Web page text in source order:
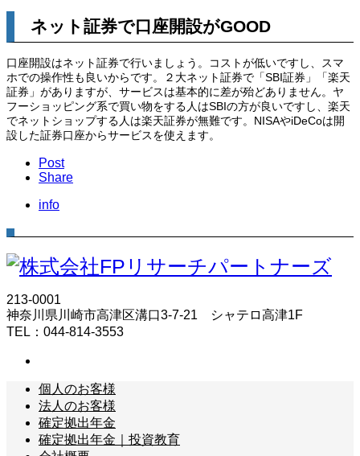
ネット証券で口座開設がGOOD
口座開設はネット証券で行いましょう。コストが低いですし、スマ
ホでの操作性も良いからです。２大ネット証券で「SBI証券」「楽天
証券」がありますが、サービスは基本的に差が殆どありません。ヤ
フーショッピング系で買い物をする人はSBIの方が良いですし、楽天
でネットショップする人は楽天証券が無難です。NISAやiDeCoは開
設した証券口座からサービスを使えます。
Post
Share
info
213-0001
神奈川県川崎市高津区溝口3-7-21 シャテロ高津1F
TEL：044-814-3553
個人のお客様
法人のお客様
確定拠出年金
確定拠出年金｜投資教育